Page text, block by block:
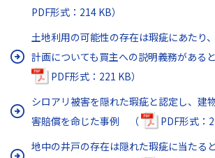
PDF形式：214 KB）
土地利用の可能性の存在は瑕疵にあたり
計画についても買主への説明義務があ
PDF形式：221 KB）
シロアリ被害を隠れた瑕疵と認定し、建
害賠償を命じた事例 （
PDF形式：
地中の井戸の存在は隠れた瑕疵に当たる